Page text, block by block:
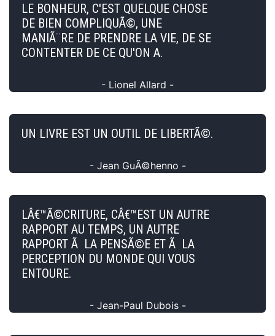
LE BONHEUR, C'EST QUELQUE CHOSE
DE BIEN COMPLIQUÃ©, UNE
MANIÃ¨RE DE PRENDRE LA VIE, DE SE
CONTENTER DE CE QU'ON A.
- Lionel Allard -
UN LIVRE EST UN OUTIL DE LIBERTÃ©.
- Jean GuÃ©henno -
LÂ€™Ã©CRITURE, CÂ€™EST UN AUTRE
RAPPORT AU TEMPS, UN AUTRE
RAPPORT Ã LA PENSÃ©E ET Ã LA
PERCEPTION DU MONDE QUI VOUS
ENTOURE.
- Jean-Paul Dubois -